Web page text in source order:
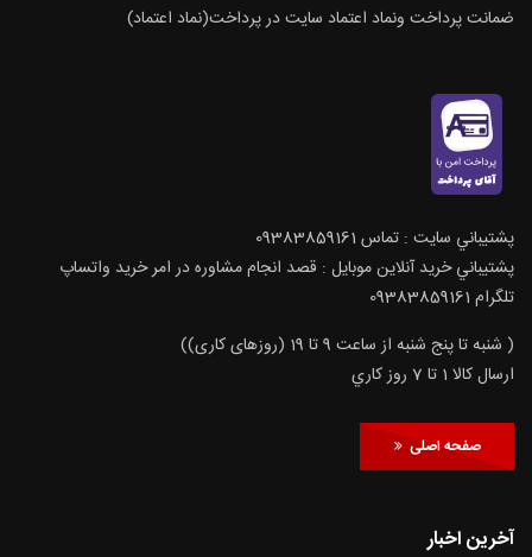
ضمانت پرداخت ونماد اعتماد سایت در پرداخت(نماد اعتماد)
پشتيباني سايت : تماس 09383859161
پشتيباني خريد آنلاين موبايل : قصد انجام مشاوره در امر خرید واتساپ
تلگرام 09383859161
( شنبه تا پنج شنبه از ساعت 9 تا 19 (روزهای کاری))
ارسال كالا 1 تا 7 روز كاري
صفحه اصلی
آخرین اخبار